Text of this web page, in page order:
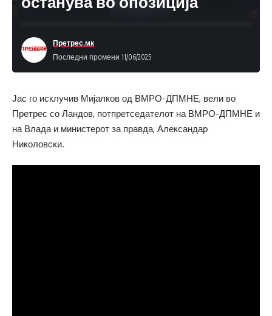
Последни промени 11/06/2025
Претрес.мк
Јас го исклучив Мијалков од ВМРО-ДПМНЕ, вели во
Претрес со Ландов, потпретседателот на ВМРО-ДПМНЕ и
на Влада и министерот за правда, Александар
Николовски.